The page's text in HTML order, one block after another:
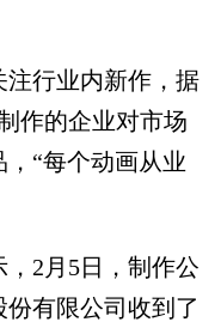
行业内新作，据
作的企业对市场
“每个动画从业
2月5日，制作公
有限公司收到了